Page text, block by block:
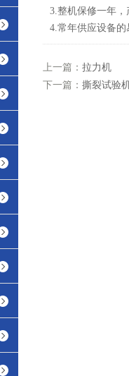
3.整机保修一年
4.常年供应设备
上一篇： 拉力机
下一篇： 撕裂试验